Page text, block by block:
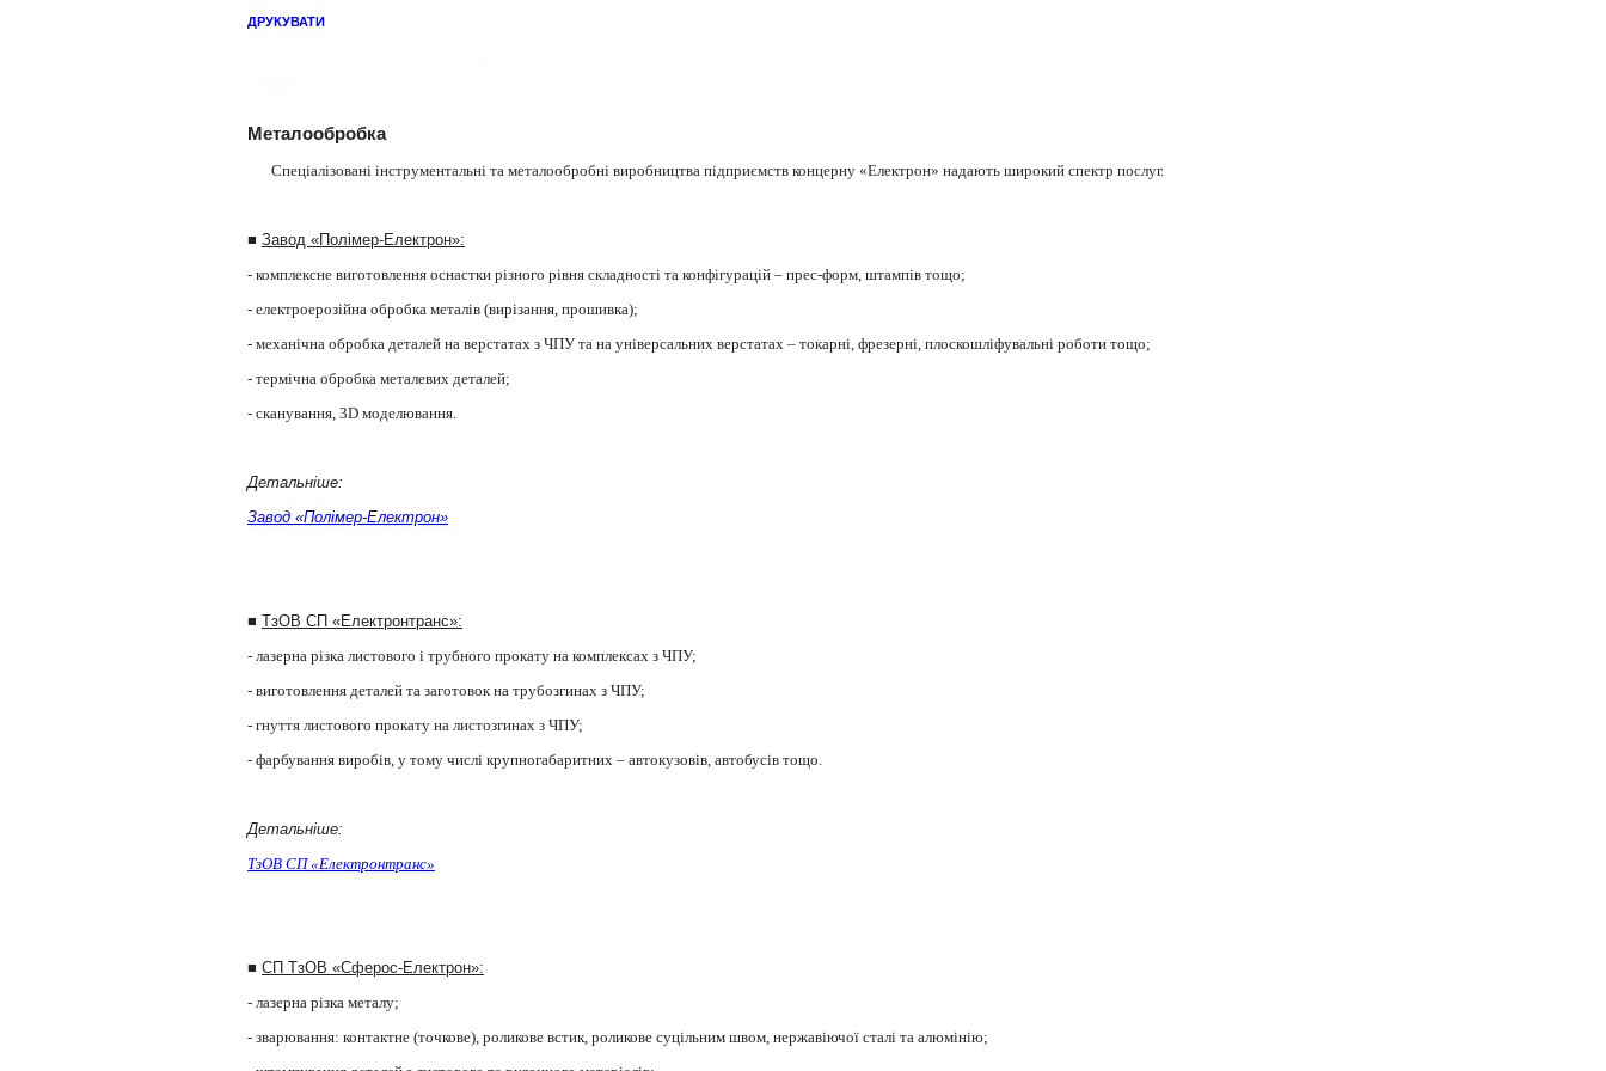
ДРУКУВАТИ
Металообробка
Спеціалізовані інструментальні та металообробні виробництва підприємств концерну «Електрон» надають широкий спектр послуг.
■ Завод «Полімер-Електрон»:
- комплексне виготовлення оснастки різного рівня складності та конфігурацій – прес-форм, штампів тощо;
- електроерозійна обробка металів (вирізання, прошивка);
- механічна обробка деталей на верстатах з ЧПУ та на універсальних верстатах – токарні, фрезерні, плоскошліфувальні роботи тощо;
- термічна обробка металевих деталей;
- сканування, 3D моделювання.
Детальніше:
Завод «Полімер-Електрон»
■ ТзОВ СП «Електронтранс»:
- лазерна різка листового і трубного прокату на комплексах з ЧПУ;
- виготовлення деталей та заготовок на трубозгинах з ЧПУ;
- гнуття листового прокату на листозгинах з ЧПУ;
- фарбування виробів, у тому числі крупногабаритних – автокузовів, автобусів тощо.
Детальніше:
ТзОВ СП «Електронтранс»
■ СП ТзОВ «Сферос-Електрон»:
- лазерна різка металу;
- зварювання: контактне (точкове), роликове встик, роликове суцільним швом, нержавіючої сталі та алюмінію;